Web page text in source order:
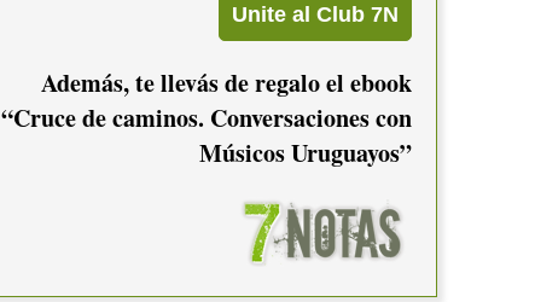
Además, te llevás de regalo el ebook
“Cruce de caminos. Conversaciones con
Músicos Uruguayos”